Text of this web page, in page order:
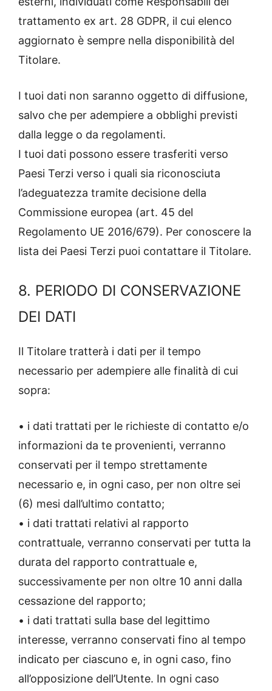
trattamento ex art. 28 GDPR, il cui elenco
aggiornato è sempre nella disponibilità del
Titolare.
I tuoi dati non saranno oggetto di diffusione,
salvo che per adempiere a obblighi previsti
dalla legge o da regolamenti.
I tuoi dati possono essere trasferiti verso
Paesi Terzi verso i quali sia riconosciuta
l’adeguatezza tramite decisione della
Commissione europea (art. 45 del
Regolamento UE 2016/679). Per conoscere la
lista dei Paesi Terzi puoi contattare il Titolare.
8. PERIODO DI CONSERVAZIONE
DEI DATI
Il Titolare tratterà i dati per il tempo
necessario per adempiere alle finalità di cui
sopra:
• i dati trattati per le richieste di contatto e/o
informazioni da te provenienti, verranno
conservati per il tempo strettamente
necessario e, in ogni caso, per non oltre sei
(6) mesi dall’ultimo contatto;
• i dati trattati relativi al rapporto
contrattuale, verranno conservati per tutta la
durata del rapporto contrattuale e,
successivamente per non oltre 10 anni dalla
cessazione del rapporto;
• i dati trattati sulla base del legittimo
interesse, verranno conservati fino al tempo
indicato per ciascuno e, in ogni caso, fino
all’opposizione dell’Utente. In ogni caso